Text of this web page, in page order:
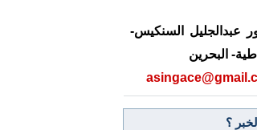
عبدالجليل السنكيس-
البحرين
؟